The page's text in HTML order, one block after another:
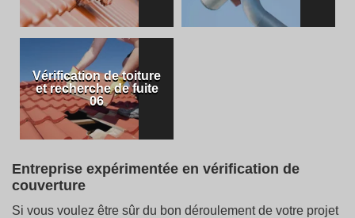
Vérification de toiture
et recherche de fuite
06
Entreprise expérimentée en vérification de
couverture
Si vous voulez être sûr du bon déroulement de votre projet